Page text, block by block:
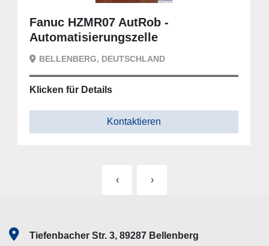
Fanuc HZMR07 AutRob -
Automatisierungszelle
BELLENBERG, DEUTSCHLAND
Klicken für Details
Kontaktieren
‹ ›
Tiefenbacher Str. 3, 89287 Bellenberg